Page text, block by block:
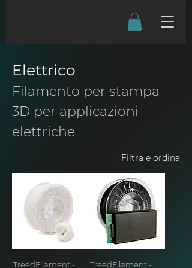
Elettrico
Filamento per stampa
3D per applicazioni
elettriche
Filtra e ordina
TreedFilament -
TreedFilament -